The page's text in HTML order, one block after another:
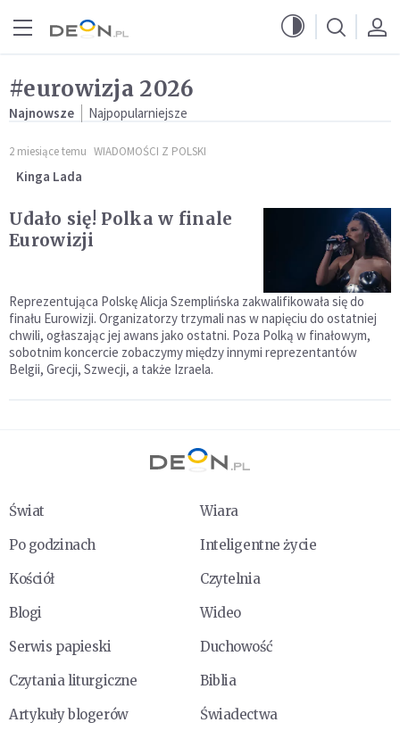
#eurowizja 2026
Najnowsze Najpopularniejsze
2 miesiące temu WIADOMOŚCI Z POLSKI
Kinga Lada
Udało się! Polka w finale
Eurowizji
Reprezentująca Polskę Alicja Szemplińska zakwalifikowała się do
finału Eurowizji. Organizatorzy trzymali nas w napięciu do ostatniej
chwili, ogłaszając jej awans jako ostatni. Poza Polką w finałowym,
sobotnim koncercie zobaczymy między innymi reprezentantów
Belgii, Grecji, Szwecji, a także Izraela.
Świat
Wiara
Po godzinach
Inteligentne życie
Kościół
Czytelnia
Blogi
Wideo
Serwis papieski
Duchowość
Czytania liturgiczne
Biblia
Artykuły blogerów
Świadectwa